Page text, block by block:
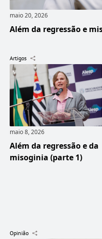
maio 20, 2026
Além da regressão e
Artigos
maio 8, 2026
Além da regressão e da
misoginia (parte 1)
Opinião